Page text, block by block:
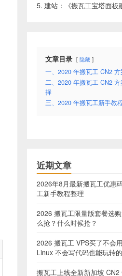
5. 建站：《搬瓦工宝塔面板
文章目录 隐藏
一、2020 年搬瓦工 CN2
二、2020 年搬瓦工 CN2
择
三、2020 年搬瓦工新手教
近期文章
2026年8月最新搬瓦工优惠
工新手教程整理
2026 搬瓦工限量版套餐选
么抢？什么时候抢？
2026 搬瓦工 VPS买了不会
Linux 不会写代码也能玩转
搬瓦工上线全新新加坡 CN2